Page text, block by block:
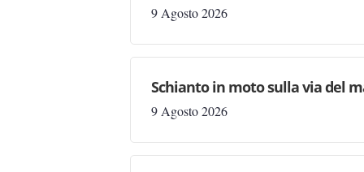
9 Agosto 2026
Schianto in moto sulla via del
9 Agosto 2026